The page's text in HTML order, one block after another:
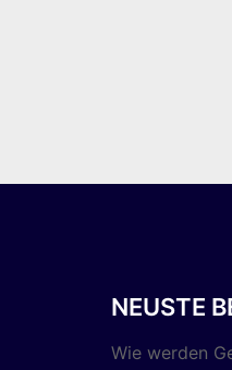
NEUSTE
Wie werden